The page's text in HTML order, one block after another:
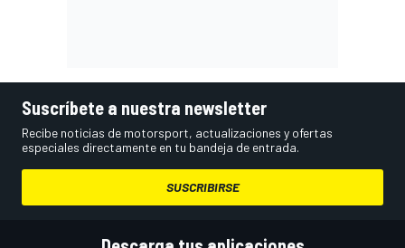
Suscríbete a nuestra newsletter
Recibe noticias de motorsport, actualizaciones y ofertas
especiales directamente en tu bandeja de entrada.
SUSCRIBIRSE